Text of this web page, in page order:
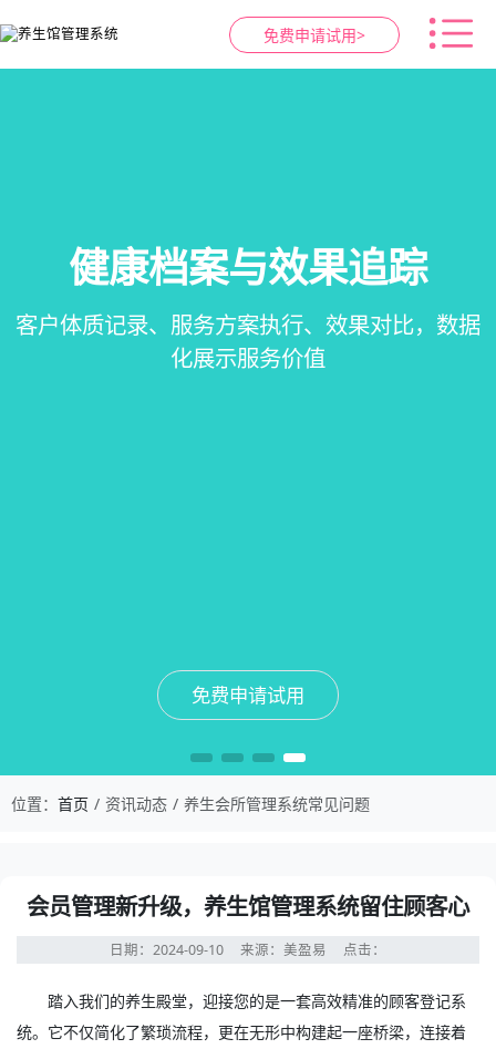
免费申请试用>
会员营销&锁客
会员积分、套餐定制、精准营销、客户关怀，提
升复购率与客单价
免费申请试用
预约与工位管理
在线预约、智能排班、技师调度、房间/床位状态
一目了然，提升资源利用率
免费申请试用
健康档案与效果追踪
客户体质记录、服务方案执行、效果对比，数据
化展示服务价值
免费申请试用
智慧养生馆管理系统
一站式解决养生馆预约、服务、会员、财务、营
销全流程数字化管理
免费申请试用
位置： 首页 资讯动态 养生会所管理系统常见问题
会员管理新升级，养生馆管理系统留住顾客心
日期：2024-09-10 来源：美盈易 点击：
踏入我们的养生殿堂，迎接您的是一套高效精准的顾客登记系
统。它不仅简化了繁琐流程，更在无形中构建起一座桥梁，连接着